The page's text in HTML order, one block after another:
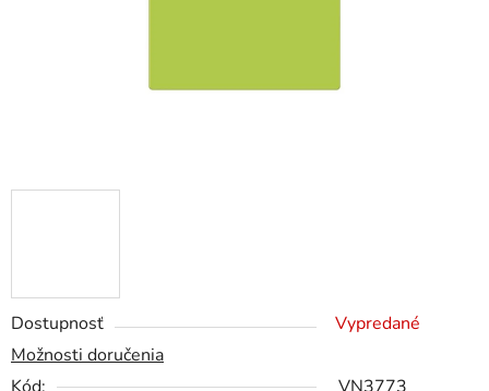
Dostupnosť
Vypredané
Možnosti doručenia